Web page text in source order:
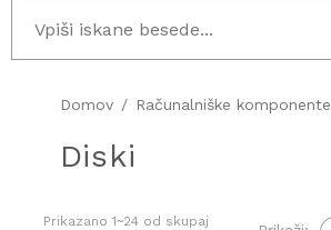
Domov Računalniške komponente
Diski
Prikazano 1~24od skupaj